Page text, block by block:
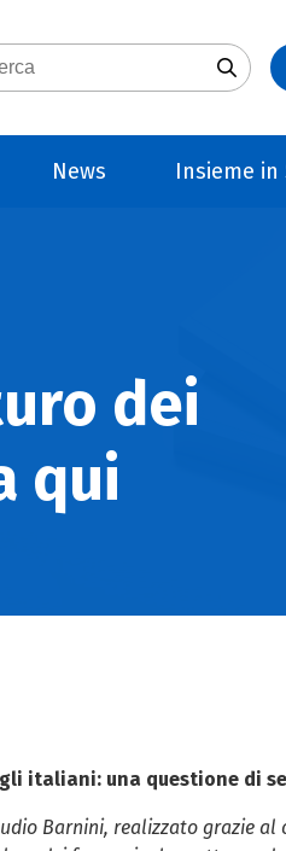
News Insieme in
dei
qui
italiani: una questione di
Barnini, realizzato grazie al